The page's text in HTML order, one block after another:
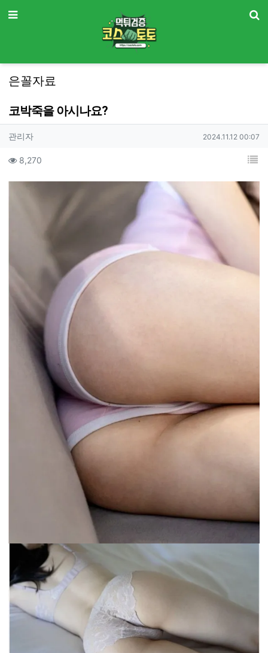
메뉴
은꼴자료
코박죽을 아시나요?
작성자 정보
관리자작성 작성일
2024.11.12 00:07
컨텐츠 정보
8,270 목
본문